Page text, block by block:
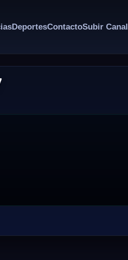
DeportesContactoSubir Canal